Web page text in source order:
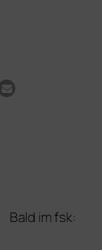
Bald im fsk: